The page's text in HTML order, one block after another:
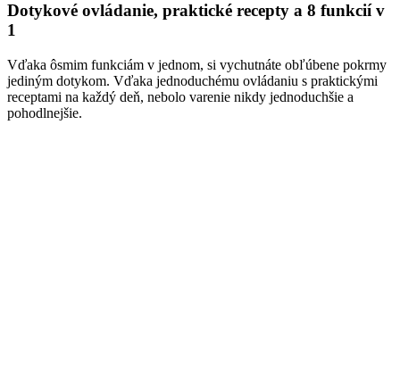
Dotykové ovládanie, praktické recepty a 8 funkcií v
1
Vďaka ôsmim funkciám v jednom, si vychutnáte obľúbene pokrmy
jediným dotykom. Vďaka jednoduchému ovládaniu s praktickými
receptami na každý deň, nebolo varenie nikdy jednoduchšie a
pohodlnejšie.